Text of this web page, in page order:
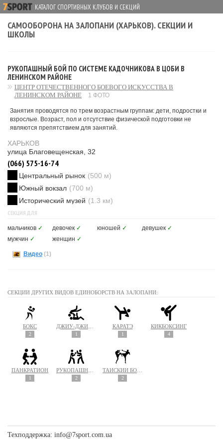
КАТАЛОГ СПОРТИВНЫХ КЛУБОВ И СЕКЦИЙ
САМООБОРОНА НА ЗАЛОПАНИ (ХАРЬКОВ). СЕКЦИИ И
ШКОЛЫ
РУКОПАШНЫЙ БОЙ ПО СИСТЕМЕ КАДОЧНИКОВА В ЦОБИ В
ЛЕНИНСКОМ РАЙОНЕ
ЦЕНТР ОТЕЧЕСТВЕННОГО БОЕВОГО ИСКУССТВА В
ЛЕНИНСКОМ РАЙОНЕ
1 ФОТО
Занятия проводятся по трем возрастным группам: дети, подростки и
взрослые. Возраст, пол и отсутствие физической подготовки не
являются препятствием для занятий.
ХАРЬКОВ
улица Благовещенская, 32
(066) 575-16-74
Центральный рынок (500 м)
Южный вокзал (700 м)
Исторический музей (1.3 км)
СЕКЦИЯ ДЛЯ
мальчиков ✓ девочек ✓ юношей ✓ девушек ✓
мужчин ✓ женщин ✓
Видео (1)
СЕКЦИИ ДРУГИХ ВИДОВ ЕДИНОБОРСТВ НА ЗАЛОПАНИ:
БОКС
2 1
КАРАТЭ
1
КИКБОКСИНГ
4
ПАНКРАТИОН
1 2 2
Техподдержка: info@7sport.com.ua